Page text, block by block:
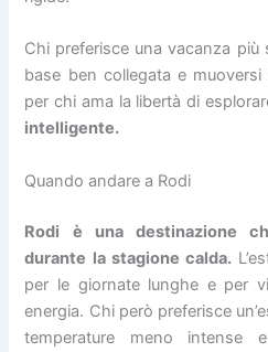
Chi preferisce una vacanza più
base ben collegata e
per chi ama la libertà di
intelligente.
Quando andare a Rodi
Rodi è una destinazione
durante la stagione calda.
per le giornate lunghe e per
energia. Chi però preferisce
temperature meno intense